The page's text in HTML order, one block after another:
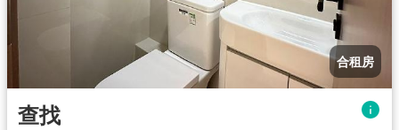
合租房
查找